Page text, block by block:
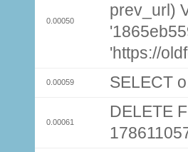
0.00050
prev_url)
'https://
0.00059 SELECT
0.00061
DELETE